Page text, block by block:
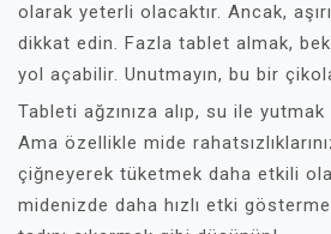
olarak yeterli olacaktır. Ancak,
dikkat edin. Fazla tablet almak,
yol açabilir. Unutmayın, bu bir
Tableti ağzınıza alıp, su ile
Ama özellikle mide
çiğneyerek tüketmek daha etkili
midenizde daha hızlı etki